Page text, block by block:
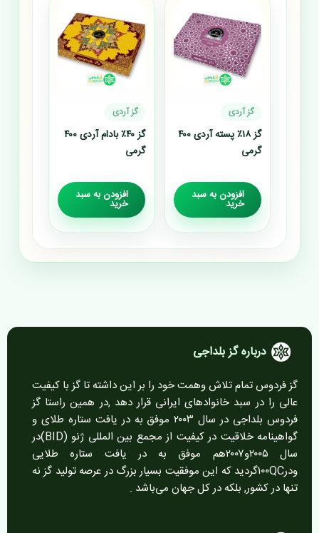
گز آردی
گز ۱۸٪ پسته آردی ۴۰۰
گرمی
افزودن به سبد
خرید
گز آردی
گز ۴۰٪ بادام آردی ۴۰۰
گرمی
افزودن به سبد
خرید
درباره گز بلداجی
گز فردوس تمام تلاش وهمت خود را بر این داشته تا گز با کیفیت
عالی را در سبد خانوادهای ایرانی قرار دهد ,در همین راستا گز
فردوس بلداجی در سال ۲۰۰۳ موفق به در یافت ستاره طلای و
گواهینامه خلاقیت در کیفیت از مجمع بین المللی ژنو (BID)در
سال ۲۰۰۵و۲۰۰۷هم موفق به در یافت ستاره طلایی
ودر۱۰۰QCگردید که این موفقیت بسیار بزرگ در عرصه تولید گز نه
تنها در کشور, بلکه در کل جهان می‌باشد .